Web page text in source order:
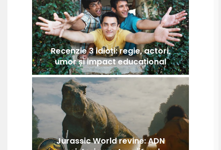
Recenzie 3 idioți: regie, actori,
umor și impact educațional
Jurassic World revine: ADN